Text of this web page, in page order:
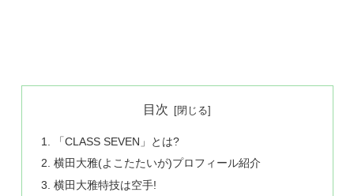
目次
「CLASS SEVEN」とは?
横田大雅(よこたたいが)プロフィール紹介
横田大雅特技は空手!